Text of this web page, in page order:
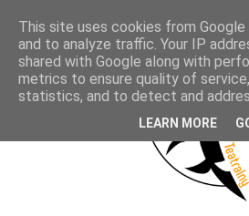
This site uses cookies from
and to analyze traffic. Your IP
shared with Google along with
metrics to ensure quality of
statistics, and to detect and
LEARN MORE